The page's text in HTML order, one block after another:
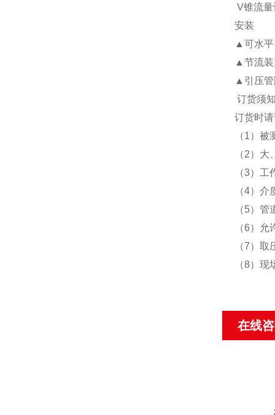
V锥流
安装
▲ 可水
▲ 节流
▲ 引压
订货须
订货时
（1）被
（2）大
（3）工
（4）介
（5）管
（6）允
（7）取
（8）现
在线